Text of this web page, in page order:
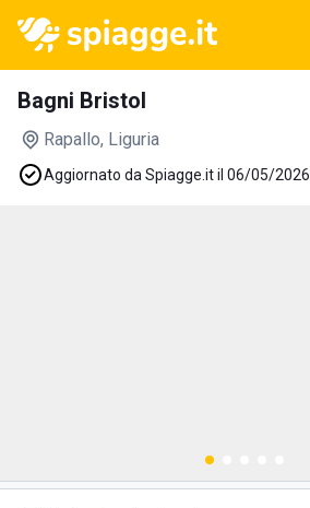
Bagni Bristol
Rapallo, Liguria
Aggiornato da Spiagge.it il 06/05/2026